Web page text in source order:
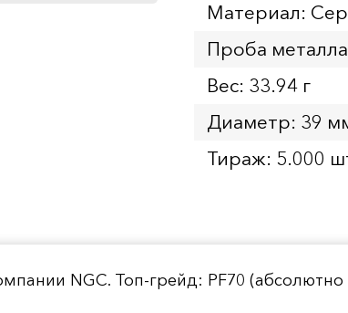
Материал:
Проба
Вес: 33.94 г
Диаметр: 39
Тираж: 5.000
NGC. Топ-грейд: PF70